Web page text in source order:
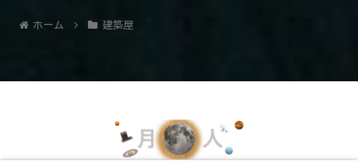
ホーム 建築屋